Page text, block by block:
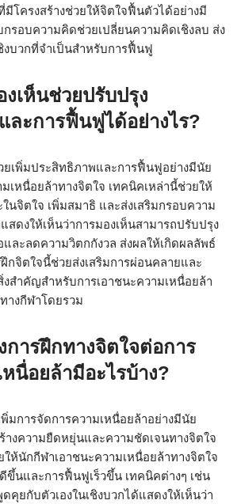
โครงสร้างช่วยให้จิตใจฟื้นตัวได้อย่างมี
รอบความคิดช่วยเปลี่ยนความคิดเชิงลบ ส่ง
งบวกที่จำเป็นสำหรับการฟื้นฟู
เห็นช่วยปรับปรุง
ละการฟื้นฟูได้อย่างไร?
ยเพิ่มประสิทธิภาพและการฟื้นฟูอย่างมีนัย
เหนื่อยล้าทางจิตใจ เทคนิคเหล่านี้ช่วยให้
นจิตใจ เพิ่มสมาธิ และส่งเสริมกรอบความ
สดงให้เห็นว่าการมองเห็นสามารถปรับปรุง
และลดความวิตกกังวล ส่งผลให้เกิดผลลัพธ์
จิตใจนี้ช่วยส่งเสริมการผ่อนคลายและ
สำคัญสำหรับการเอาชนะความเหนื่อยล้า
างกีฬาโดยรวม
ารฝึกทางจิตใจต่อการ
นื่อยล้ามีอะไรบ้าง?
มการจัดการความเหนื่อยล้าอย่างมีนัย
างความยืดหยุ่นและความชัดเจนทางจิตใจ
ห้นักกีฬาเอาชนะความเหนื่อยล้าทางจิตใจ
ขึ้นและการฟื้นฟูเร็วขึ้น เทคนิคต่างๆ เช่น
คุยกับตัวเองในเชิงบวกได้แสดงให้เห็นว่า